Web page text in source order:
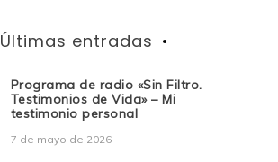
Últimas entradas
Programa de radio «Sin Filtro.
Testimonios de Vida» – Mi
testimonio personal
7 de mayo de 2026